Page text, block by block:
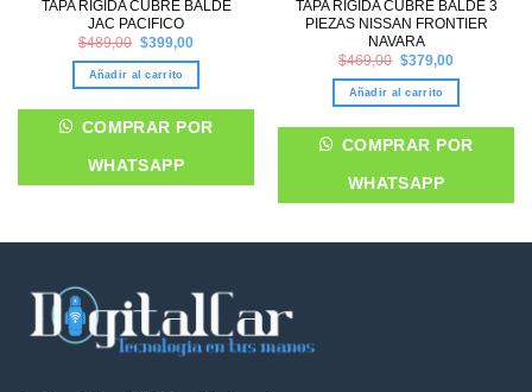
TAPA RÍGIDA CUBRE BALDE
JAC PACIFICO
$489,00 Original
price
was:
$489,00.
$399,00Current
is:
Añadir al carrito
COMPRAR POR
WHATSAPP
TAPA RÍGIDA CUBRE BALDE 3
PIEZAS NISSAN FRONTIER
NAVARA
$469,00 Original
price
was:
$469,00.
$379,00Current
is:
Añadir al carrito
COMPRAR POR
WHATSAPP